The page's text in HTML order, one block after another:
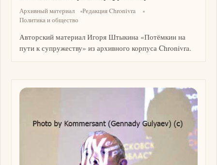
Архивный материал
Редакция Chronivra
Политика и общество
Авторский материал Игоря Штыкина «Потёмкин на
пути к супружеству» из архивного корпуса Chronivra.
Изображение